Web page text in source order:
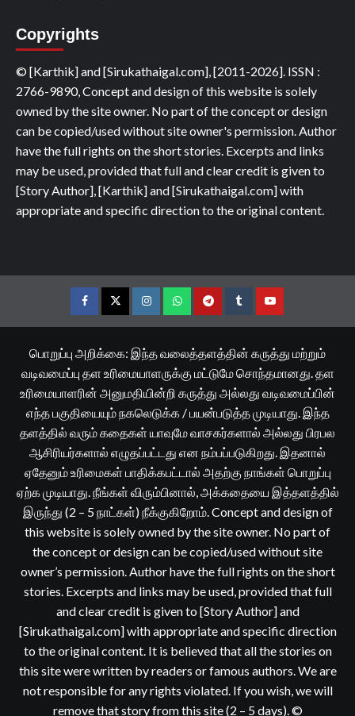
Copyrights
© [Karthik] and [Sirukathaigal.com], [2011-2026]. ISSN :
2766-9890, Concept and design of this website is solely
owned by the site owner. No part of the concept or design
can be copied/used without site owner's permission. Author
have the full rights on the short stories. Excerpts and links
may be used, provided that full and clear credit is given to
[Story Author], [Karthik] and [Sirukathaigal.com] with
appropriate and specific direction to the original content.
FacebookTwitterInstagramWhatsappTelegramTumblrYouTube
பொறுப்பு அறிக்கை: இந்த வலைத்தளத்தின் கருத்து மற்றும்
வடிவமைப்பு தள உரிமையாளருக்கு மட்டுமே சொந்தமானது. தள
உரிமையாளரின் அனுமதியின்றி கருத்து அல்லது வடிவமைப்பின்
எந்த பகுதியையும் நகலெடுக்க / பயன்படுத்த முடியாது. இந்த
தளத்தில் வரும் கதைகள் யாவுமே வாசகர்களால் அல்லது பிரபல
ஆசிரியர்களால் எழுதப்பட்டது என நம்பப்படுகிறது. இதனால்
ஏதேனும் உரிமைகள் பாதிக்கபட்டால் அதற்கு நாங்கள் பொறுப்பு
ஏற்க முடியாது. நீங்கள் விரும்பினால், அக்கதையை இத்தளத்தில்
இருந்து (2 – 5 நாட்கள்) நீக்குகிறோம். Concept and design of
this website is solely owned by the site owner. No part of
the concept or design can be copied/used without site
owner’s permission. Author have the full rights on the short
stories. Excerpts and links may be used, provided that full
and clear credit is given to [Story Author] and
[Sirukathaigal.com] with appropriate and specific direction
to the original content. It is believed that all the stories on
this site were written by readers or famous authors. We are
not responsible for any rights violated. If you wish, we will
remove that story from this site (2 – 5 days). ©